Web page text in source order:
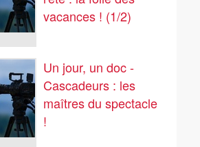
vacances ! (1/2)
Un jour, un doc -
Cascadeurs : les
maîtres du spectacle
!